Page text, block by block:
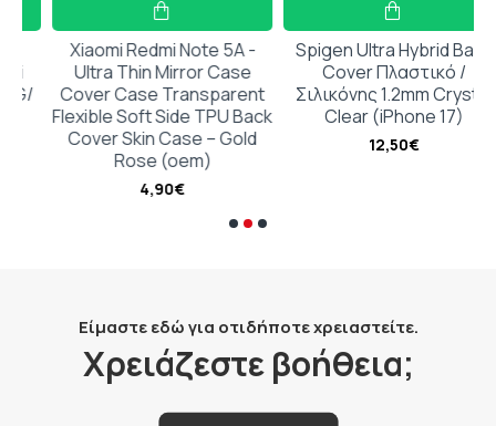
Xiaomi Redmi Note 5A -
Ultra Thin Mirror Case
Cover Case Transparent
Flexible Soft Side TPU Back
Cover Skin Case – Gold
Rose (oem)
4,90€
Spigen Ultra Hybrid Back
Cover Πλαστικό /
Σιλικόνης 1.2mm Crystal
Clear (iPhone 17)
12,50€
Είμαστε εδώ για οτιδήποτε χρειαστείτε.
Χρειάζεστε βοήθεια;